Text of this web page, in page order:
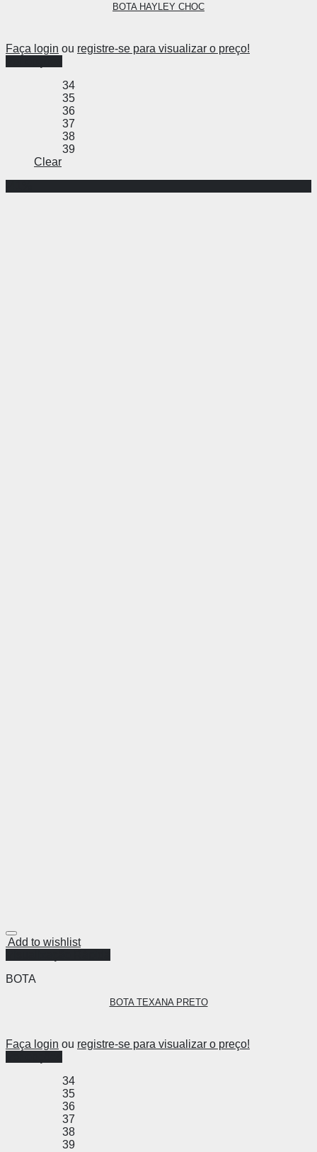
BOTA HAYLEY CHOC
Faça login ou registre-se para visualizar o preço!
34
35
36
37
38
39
Clear
Add to wishlist
BOTA
BOTA TEXANA PRETO
Faça login ou registre-se para visualizar o preço!
34
35
36
37
38
39